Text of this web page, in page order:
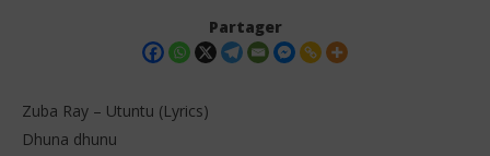
Partager
Zuba Ray – Utuntu (Lyrics)
Dhuna dhunu